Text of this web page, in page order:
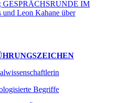
Begriffe